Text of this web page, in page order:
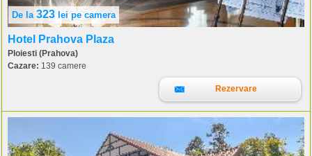
De la 323 leipe camera
Hotel Prahova Plaza
Ploiesti (Prahova)
Cazare: 139 camere
Rezervare